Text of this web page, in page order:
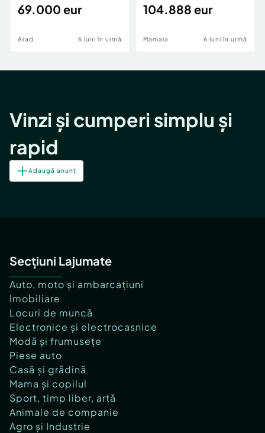
69.000 eur
Arad 6 luni în urmă
cheie,langa Mega
104.888 eur
Mamaia 6 luni în urmă
Vinzi și cumperi simplu și
rapid
Adaugă anunț
Secțiuni Lajumate
Auto, moto și ambarcațiuni
Imobiliare
Locuri de muncă
Electronice și electrocasnice
Modă și frumusețe
Piese auto
Casă și grădină
Mama și copilul
Sport, timp liber, artă
Animale de companie
Agro și Industrie